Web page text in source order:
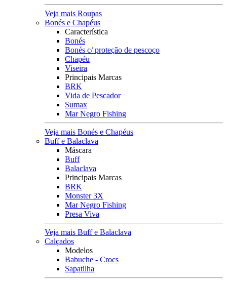
Veja mais Roupas
Bonés e Chapéus
Característica
Bonés
Bonés c/ proteção de pescoço
Chapéu
Viseira
Principais Marcas
BRK
Vida de Pescador
Sumax
Mar Negro Fishing
Veja mais Bonés e Chapéus
Buff e Balaclava
Máscara
Buff
Balaclava
Principais Marcas
BRK
Monster 3X
Mar Negro Fishing
Presa Viva
Veja mais Buff e Balaclava
Calçados
Modelos
Babuche - Crocs
Sapatilha